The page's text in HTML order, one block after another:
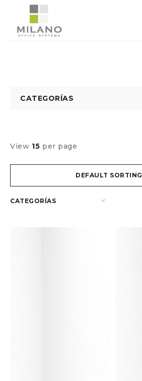
CATEGORÍAS
DEFAULT SORTING
View 15 per page
CATEGORÍAS